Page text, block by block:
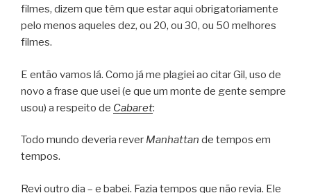
filmes, dizem que têm que estar aqui obrigatoriamente
pelo menos aqueles dez, ou 20, ou 30, ou 50 melhores
filmes.
E então vamos lá. Como já me plagiei ao citar Gil, uso de
novo a frase que usei (e que um monte de gente sempre
usou) a respeito de Cabaret:
Todo mundo deveria rever Manhattan de tempos em
tempos.
Revi outro dia – e babei. Fazia tempos que não revia. Ele